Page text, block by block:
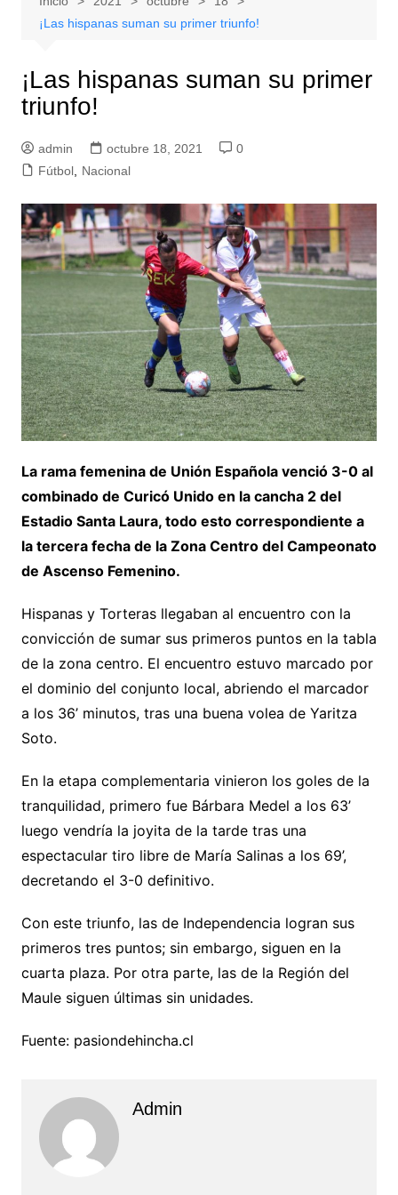
¡Las hispanas suman su primer triunfo!
¡Las hispanas suman su primer
triunfo!
admin octubre 18, 2021
0
Fútbol, Nacional
La rama femenina de Unión Española venció 3-0 al
combinado de Curicó Unido en la cancha 2 del
Estadio Santa Laura, todo esto correspondiente a
la tercera fecha de la Zona Centro del Campeonato
de Ascenso Femenino.
Hispanas y Torteras llegaban al encuentro con la
convicción de sumar sus primeros puntos en la tabla
de la zona centro. El encuentro estuvo marcado por
el dominio del conjunto local, abriendo el marcador
a los 36’ minutos, tras una buena volea de Yaritza
Soto.
En la etapa complementaria vinieron los goles de la
tranquilidad, primero fue Bárbara Medel a los 63’
luego vendría la joyita de la tarde tras una
espectacular tiro libre de María Salinas a los 69’,
decretando el 3-0 definitivo.
Con este triunfo, las de Independencia logran sus
primeros tres puntos; sin embargo, siguen en la
cuarta plaza. Por otra parte, las de la Región del
Maule siguen últimas sin unidades.
Fuente: pasiondehincha.cl
Admin